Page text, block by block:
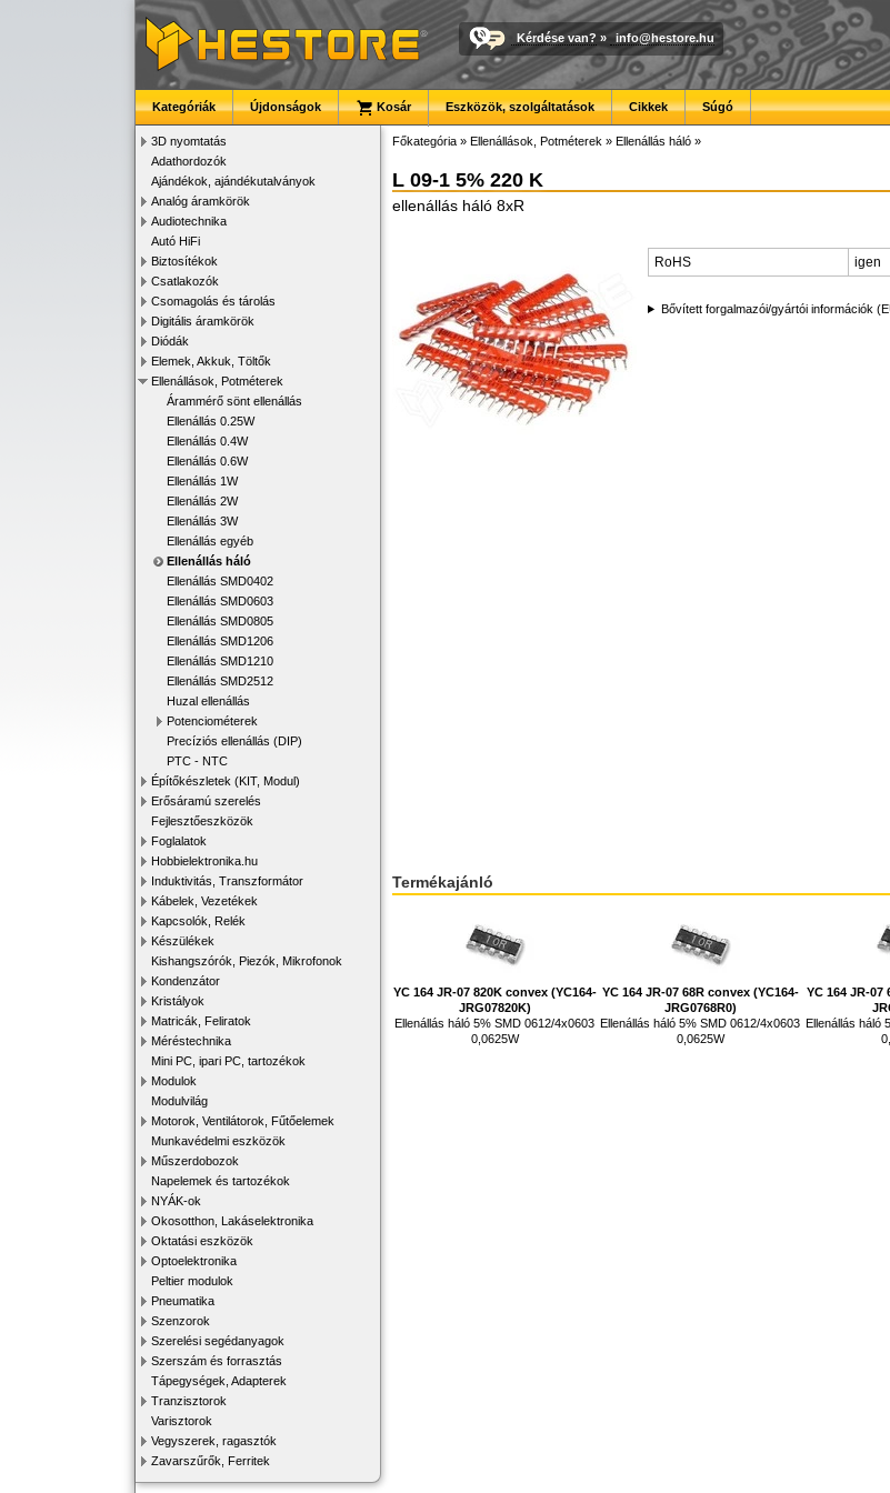
Kérdése van? » info@hestore.hu
Kategóriák Újdonságok Kosár Eszközök, szolgáltatások Cikkek Súgó
3D nyomtatás
Adathordozók
Ajándékok, ajándékutalványok
Analóg áramkörök
Audiotechnika
Autó HiFi
Biztosítékok
Csatlakozók
Csomagolás és tárolás
Digitális áramkörök
Diódák
Elemek, Akkuk, Töltők
Ellenállások, Potméterek
Árammérő sönt ellenállás
Ellenállás 0.25W
Ellenállás 0.4W
Ellenállás 0.6W
Ellenállás 1W
Ellenállás 2W
Ellenállás 3W
Ellenállás egyéb
Ellenállás háló
Ellenállás SMD0402
Ellenállás SMD0603
Ellenállás SMD0805
Ellenállás SMD1206
Ellenállás SMD1210
Ellenállás SMD2512
Huzal ellenállás
Potenciométerek
Precíziós ellenállás (DIP)
PTC - NTC
Építőkészletek (KIT, Modul)
Erősáramú szerelés
Fejlesztőeszközök
Foglalatok
Hobbielektronika.hu
Induktivitás, Transzformátor
Kábelek, Vezetékek
Kapcsolók, Relék
Készülékek
Kishangszórók, Piezók, Mikrofonok
Kondenzátor
Kristályok
Matricák, Feliratok
Méréstechnika
Mini PC, ipari PC, tartozékok
Modulok
Modulvilág
Motorok, Ventilátorok, Fűtőelemek
Munkavédelmi eszközök
Műszerdobozok
Napelemek és tartozékok
NYÁK-ok
Okosotthon, Lakáselektronika
Oktatási eszközök
Optoelektronika
Peltier modulok
Pneumatika
Szenzorok
Szerelési segédanyagok
Szerszám és forrasztás
Tápegységek, Adapterek
Tranzisztorok
Varisztorok
Vegyszerek, ragasztók
Zavarszűrők, Ferritek
Főkategória » Ellenállások, Potméterek » Ellenállás háló »
L 09-1 5% 220 K
ellenállás háló 8xR
RoHS igen
Bővített forgalmazói/gyártói információk
Termékajánló
YC 164 JR-07 820K convex (YC164-
JRG07820K)
Ellenállás háló 5% SMD 0612/4x0603
0,0625W
YC 164 JR-07 68R convex (YC164-
JRG0768R0)
Ellenállás háló 5% SMD 0612/4x0603
0,0625W
YC 164 JR-07
Ellenállás háló